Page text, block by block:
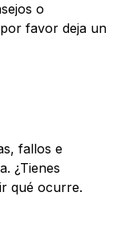
o
favor deja un
fallos e
¿Tienes
qué ocurre.